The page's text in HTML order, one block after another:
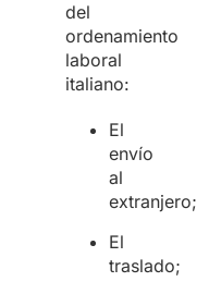
del
ordenamiento
laboral
italiano:
El
envío
al
extranjero;
El
traslado;